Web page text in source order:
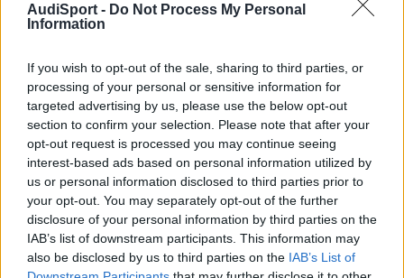
AudiSport - Do Not Process My Personal
Information
If you wish to opt-out of the sale, sharing to third parties, or
processing of your personal or sensitive information for
targeted advertising by us, please use the below opt-out
section to confirm your selection. Please note that after your
opt-out request is processed you may continue seeing
interest-based ads based on personal information utilized by
us or personal information disclosed to third parties prior to
your opt-out. You may separately opt-out of the further
disclosure of your personal information by third parties on the
IAB’s list of downstream participants. This information may
also be disclosed by us to third parties on the IAB’s List of
kantusjack
Publicado25 de Mayo del 2004
Hay otros cuantos desguaces, pero me temo que la fórmula
seguira siendo la misma.
Comozco el caso de un Suzuki al que le pasó lo mismo. Compró
un motor de 2ª mano en un desguaces y sin problemas.
SDS.